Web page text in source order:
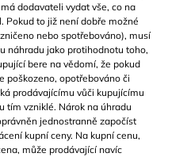
dodavateli vydat vše, co na
Pokud to již není dobře možné
nebo spotřebováno), musí
náhradu jako protihodnotu toho,
bere na vědomí, že pokud
poškozeno, opotřebováno či
prodávajícímu vůči kupujícímu
tím vzniklé. Nárok na úhradu
jednostranně započíst
kupní ceny. Na kupní cenu,
může prodávající navíc